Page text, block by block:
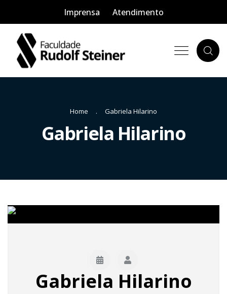
Imprensa Atendimento
Home Gabriela Hilarino
Gabriela Hilarino
Gabriela Hilarino